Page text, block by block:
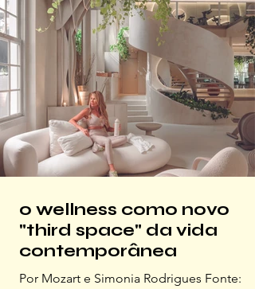
acelerada. Estamos diante de uma
estrutural profunda, que desloca o debate
para além da expectativa de vida e nos
obriga a refletir sobre como esta
o wellness como novo
"third space" da vida
contemporânea
Por Mozart e Simonia Rodrigues Fonte: